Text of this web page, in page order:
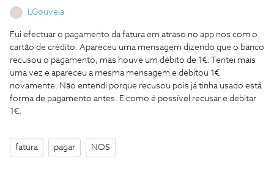
LGouveia
Fui efectuar o pagamento da fatura em atraso no app nos com o
cartão de crédito. Apareceu uma mensagem dizendo que o banco
recusou o pagamento, mas houve um débito de 1€. Tentei mais
uma vez e apareceu a mesma mensagem e debitou 1€
novamente. Não entendi porque recusou pois já tinha usado está
forma de pagamento antes. E como é possível recusar e debitar
1€.
fatura pagar NOS